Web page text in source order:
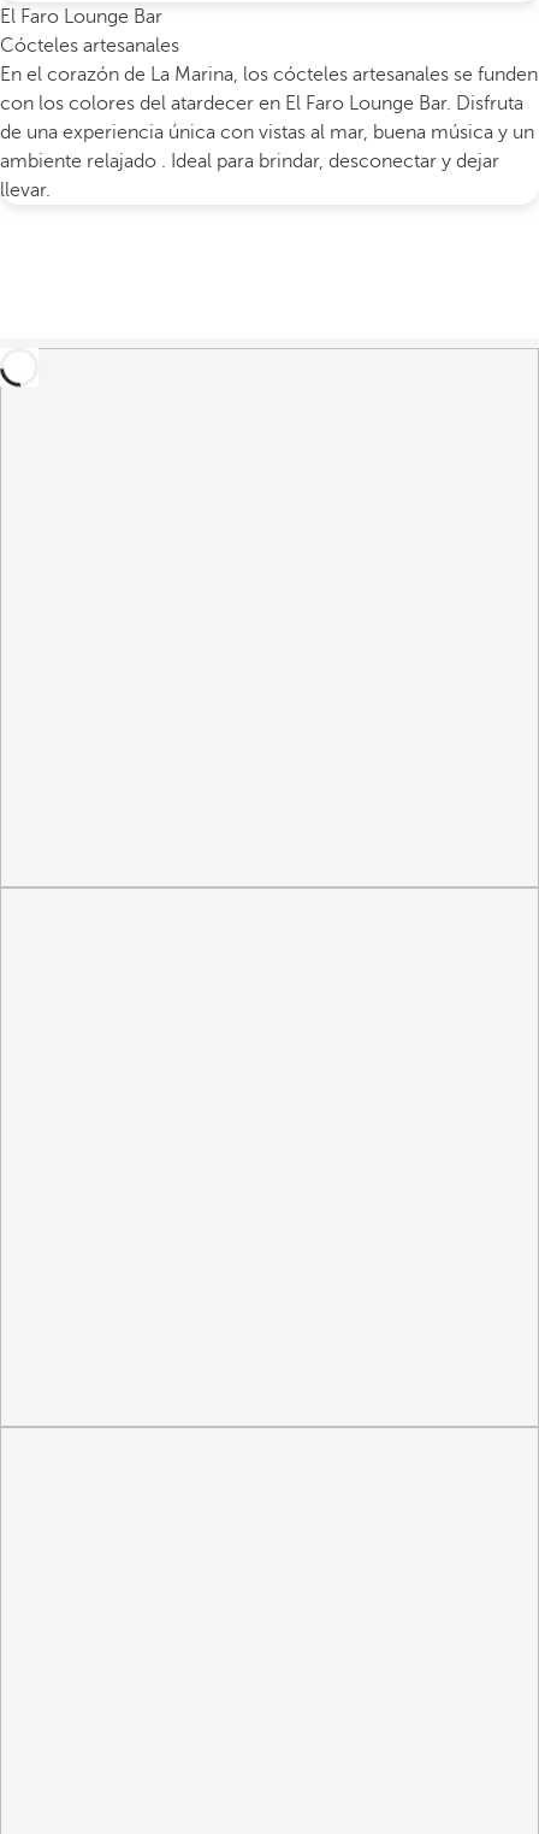
El Faro Lounge Bar
Cócteles artesanales
En el corazón de La Marina, los cócteles artesanales se funden
con los colores del atardecer en El Faro Lounge Bar. Disfruta
de una experiencia única con vistas al mar, buena música y un
ambiente relajado . Ideal para brindar, desconectar y dejar
llevar.